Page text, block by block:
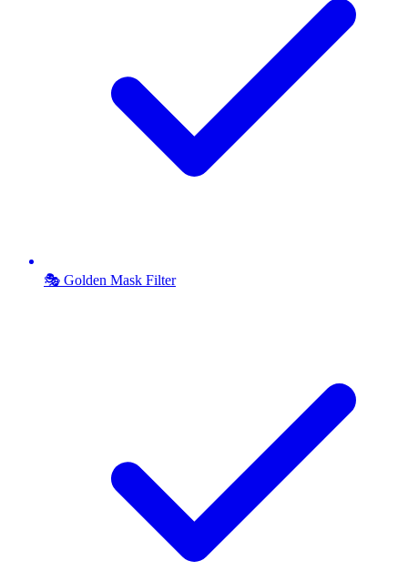
🎭 Golden Mask Filter